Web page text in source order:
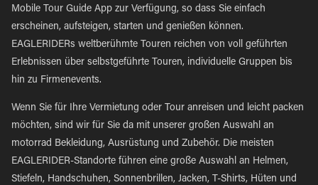
Mobile Tour Guide App zur Verfügung, so dass Sie einfach
erscheinen, aufsteigen, starten und genießen können.
EAGLERIDERs weltberühmte Touren reichen von voll geführten
Erlebnissen über selbstgeführte Touren, individuelle Gruppen bis
hin zu Firmenevents.
Wenn Sie für Ihre Vermietung oder Tour anreisen und leicht packen
möchten, sind wir für Sie da mit unserer großen Auswahl an
motorrad Bekleidung, Ausrüstung und Zubehör. Die meisten
EAGLERIDER-Standorte führen eine große Auswahl an Helmen,
Stiefeln, Handschuhen, Sonnenbrillen, Jacken, T-Shirts, Hüten und